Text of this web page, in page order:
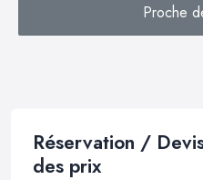
Proche
Réservation /
des prix